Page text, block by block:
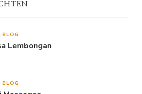
BLOG
Lembongan
BLOG